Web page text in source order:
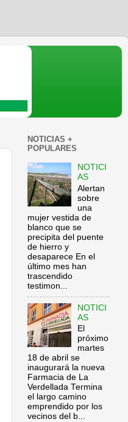
NOTICIAS +
POPULARES
NOTICI
AS
Alertan
sobre
una
mujer vestida de
blanco que se
precipita del puente
de hierro y
desaparece En el
último mes han
trascendido
testimon...
NOTICI
AS
El
próximo
martes
18 de abril se
inaugurará la nueva
Farmacia de La
Verdellada Termina
el largo camino
emprendido por los
vecinos del b...